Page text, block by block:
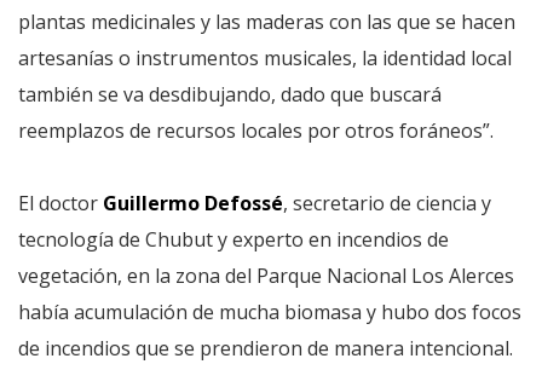
plantas medicinales y las maderas con las que se hacen
artesanías o instrumentos musicales, la identidad local
también se va desdibujando, dado que buscará
reemplazos de recursos locales por otros foráneos”.
El doctor Guillermo Defossé, secretario de ciencia y
tecnología de Chubut y experto en incendios de
vegetación, en la zona del Parque Nacional Los Alerces
había acumulación de mucha biomasa y hubo dos focos
de incendios que se prendieron de manera intencional.